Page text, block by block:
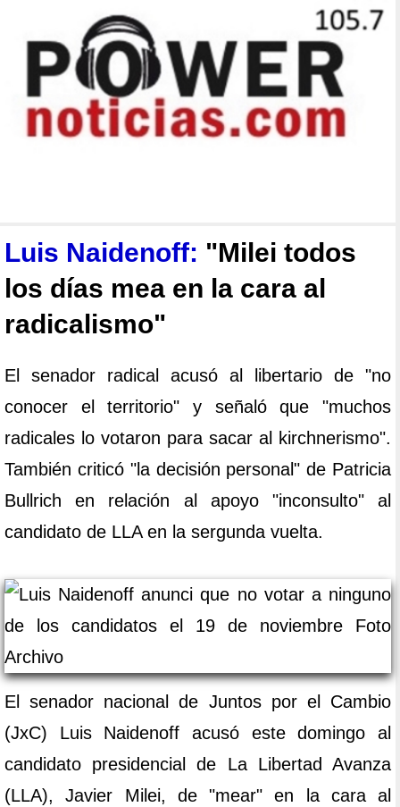
Luis Naidenoff: "Milei todos
los días mea en la cara al
radicalismo"
El senador radical acusó al libertario de "no
conocer el territorio" y señaló que "muchos
radicales lo votaron para sacar al kirchnerismo".
También criticó "la decisión personal" de Patricia
Bullrich en relación al apoyo "inconsulto" al
candidato de LLA en la sergunda vuelta.
El senador nacional de Juntos por el Cambio
(JxC) Luis Naidenoff acusó este domingo al
candidato presidencial de La Libertad Avanza
(LLA), Javier Milei, de "mear" en la cara al